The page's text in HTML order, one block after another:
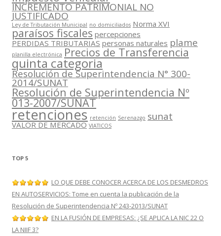
INCREMENTO PATRIMONIAL NO
JUSTIFICADO
Ley de Tributación Municipal no domiciliados Norma XVI
paraísos fiscales percepciones
PERDIDAS TRIBUTARIAS personas naturales plame
planilla electrónica Precios de Transferencia
quinta categoria
Resolución de Superintendencia N° 300-
2014/SUNAT
Resolución de Superintendencia Nº
013-2007/SUNAT
retenciones retención Serenazgo sunat
VALOR DE MERCADO VIATICOS
TOP 5
LO QUE DEBE CONOCER ACERCA DE LOS DESMEDROS
EN AUTOSERVICIOS: Tome en cuenta la publicación de la
Resolución de Superintendencia Nº 243-2013/SUNAT
EN LA FUSIÓN DE EMPRESAS: ¿SE APLICA LA NIC 22 O
LA NIIF 3?